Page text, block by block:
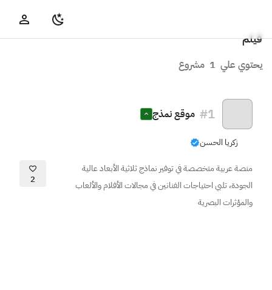
فيلم
يحتوي علي 1 مشروع
#1 موقع نمذج
زكريا الحسن
منصة عربية متخصصة في توفير نماذج ثلاثية الأبعاد عالية
الجودة، تلبي احتياجات الفنانين في مجالات الأفلام والألعاب
والمؤثرات البصرية
2